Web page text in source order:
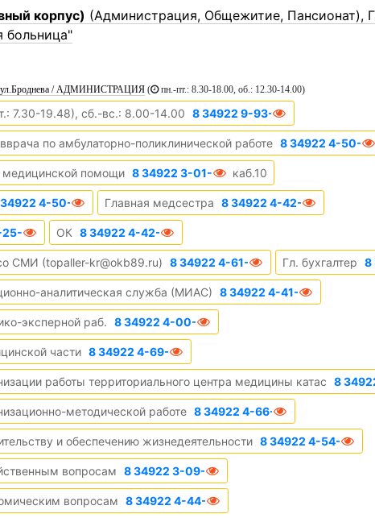
корпус) (Администрация, Общежитие, Пансионат),
больница"
ул.Броднева / АДМИНИСТРАЦИЯ ( пн.-пт.: 8.30-18.00, об.: 12.30-14.00)
7.30-19.48), сб.-вс.: 8.00-14.00 8 34922 9-93-97
по амбулаторно-поликлинической работе 8 34922 4-50-65
медицинской помощи 8 34922 3-01-31 каб.10
4-50-79 Главная медсестра 8 34922 4-42-34
25-90 ОК 8 34922 4-42-64
СМИ (topaller-kr@okb89.ru) 8 34922 4-61-86 Гл. бухгалтер 8
аналитическая служба (МИАС) 8 34922 4-41-94
эксперной раб. 8 34922 4-00-64
части 8 34922 4-69-07
работы территориального центра медицины катас 8
методической работе 8 34922 4-66-12
и обеспечению жизнедеятельности 8 34922 4-54-43
вопросам 8 34922 3-09-85
вопросам 8 34922 4-44-66